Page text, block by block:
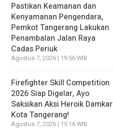
Pastikan Keamanan dan
Kenyamanan Pengendara,
Pemkot Tangerang Lakukan
Penambalan Jalan Raya
Cadas Periuk
Agustus 7, 2026 | 19:56 WIB
Firefighter Skill Competition
2026 Siap Digelar, Ayo
Saksikan Aksi Heroik Damkar
Kota Tangerang!
Agustus 7, 2026 | 15:16 WIB